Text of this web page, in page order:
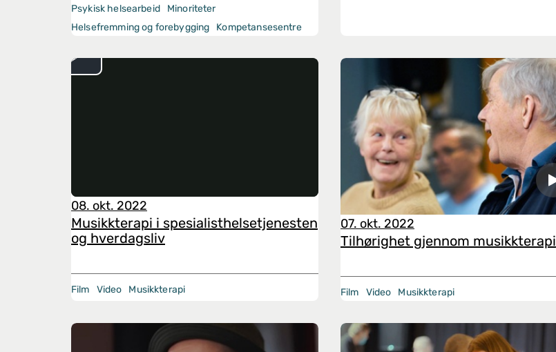
Psykisk helsearbeid
Minoriteter
Helsefremming og forebygging
Kompetansesentre
08. okt. 2022
Musikkterapi i spesialisthelsetjenesten
og hverdagsliv
Film Video Musikkterapi
07. okt. 2022
Tilhørighet gjennom musikkterapi
Film Video Musikkterapi